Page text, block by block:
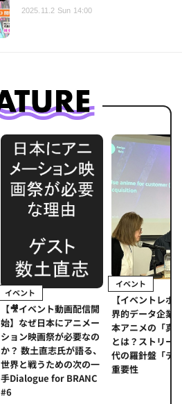
2025.11.2 Sun 14:00
イベント
【🎥イベント動画配信開
始】なぜ日本にアニメー
ション映画祭が必要なの
か？ 数土直志氏が語る、
世界と戦うための次の一
手Dialogue for BRANC
#6
イベント
【イベントレポ
界的データ企業
本アニメの「真
とは？ストリー
代の羅針盤「デ
重要性